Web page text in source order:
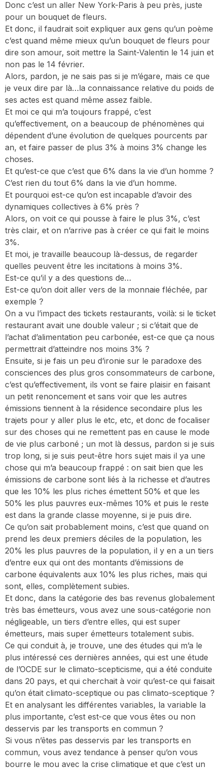
Donc c’est un aller New York-Paris à peu près, juste
pour un bouquet de fleurs.
Et donc, il faudrait soit expliquer aux gens qu’un poème
c’est quand même mieux qu’un bouquet de fleurs pour
dire son amour, soit mettre la Saint-Valentin le 14 juin et
non pas le 14 février.
Alors, pardon, je ne sais pas si je m’égare, mais ce que
je veux dire par là…la connaissance relative du poids de
ses actes est quand même assez faible.
Et moi ce qui m’a toujours frappé, c’est
qu’effectivement, on a beaucoup de phénomènes qui
dépendent d’une évolution de quelques pourcents par
an, et faire passer de plus 3% à moins 3% change les
choses.
Et qu’est-ce que c’est que 6% dans la vie d’un homme ?
C’est rien du tout 6% dans la vie d’un homme.
Et pourquoi est-ce qu’on est incapable d’avoir des
dynamiques collectives à 6% près ?
Alors, on voit ce qui pousse à faire le plus 3%, c’est
très clair, et on n’arrive pas à créer ce qui fait le moins
3%.
Et moi, je travaille beaucoup là-dessus, de regarder
quelles peuvent être les incitations à moins 3%.
Est-ce qu’il y a des questions de…
Est-ce qu’on doit aller vers de la monnaie fléchée, par
exemple ?
On a vu l’impact des tickets restaurants, voilà: si le ticket
restaurant avait une double valeur ; si c’était que de
l’achat d’alimentation peu carbonée, est-ce que ça nous
permettrait d’atteindre nos moins 3% ?
Ensuite, si je fais un peu d’ironie sur le paradoxe des
consciences des plus gros consommateurs de carbone,
c’est qu’effectivement, ils vont se faire plaisir en faisant
un petit renoncement et sans voir que les autres
émissions tiennent à la résidence secondaire plus les
trajets pour y aller plus le etc, etc, et donc de focaliser
sur des choses qui ne remettent pas en cause le mode
de vie plus carboné ; un mot là dessus, pardon si je suis
trop long, si je suis peut-être hors sujet mais il ya une
chose qui m’a beaucoup frappé : on sait bien que les
émissions de carbone sont liés à la richesse et d’autres
que les 10% les plus riches émettent 50% et que les
50% les plus pauvres eux-mêmes 10% et puis le reste
est dans la grande classe moyenne, si je puis dire.
Ce qu’on sait probablement moins, c’est que quand on
prend les deux premiers déciles de la population, les
20% les plus pauvres de la population, il y en a un tiers
d’entre eux qui ont des montants d’émissions de
carbone équivalents aux 10% les plus riches, mais qui
sont, elles, complètement subies.
Et donc, dans la catégorie des bas revenus globalement
très bas émetteurs, vous avez une sous-catégorie non
négligeable, un tiers d’entre elles, qui est super
émetteurs, mais super émetteurs totalement subis.
Ce qui conduit à, je trouve, une des études qui m’a le
plus intéressé ces dernières années, qui est une étude
de l’OCDE sur le climato-scepticisme, qui a été conduite
dans 20 pays, et qui cherchait à voir qu’est-ce qui faisait
qu’on était climato-sceptique ou pas climato-sceptique ?
Et en analysant les différentes variables, la variable la
plus importante, c’est est-ce que vous êtes ou non
desservis par les transports en commun ?
Si vous n’êtes pas desservis par les transports en
commun, vous avez tendance à penser qu’on vous
bourre le mou avec la crise climatique et que c’est un